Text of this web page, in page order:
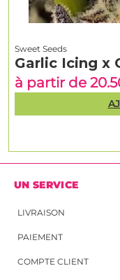
Sweet Seeds
Garlic Icing x
à partir de
UN SERVICE
LIVRAISON
PAIEMENT
COMPTE CLIENT